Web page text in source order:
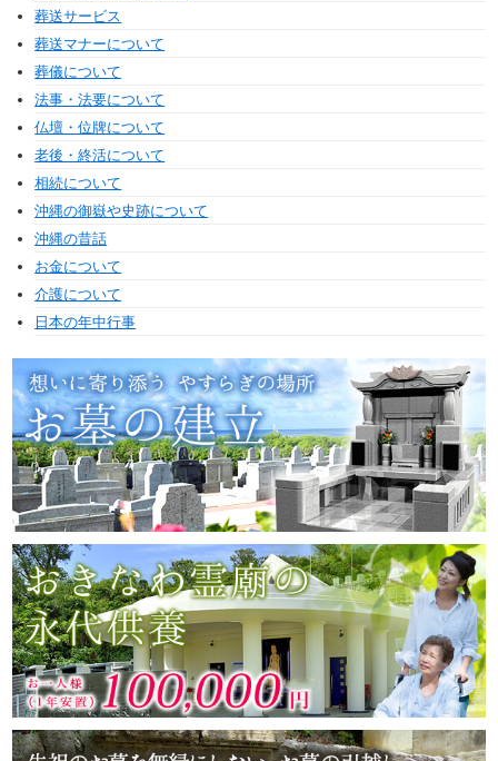
葬送サービス
葬送マナーについて
葬儀について
法事・法要について
仏壇・位牌について
老後・終活について
相続について
沖縄の御嶽や史跡について
沖縄の昔話
お金について
介護について
日本の年中行事